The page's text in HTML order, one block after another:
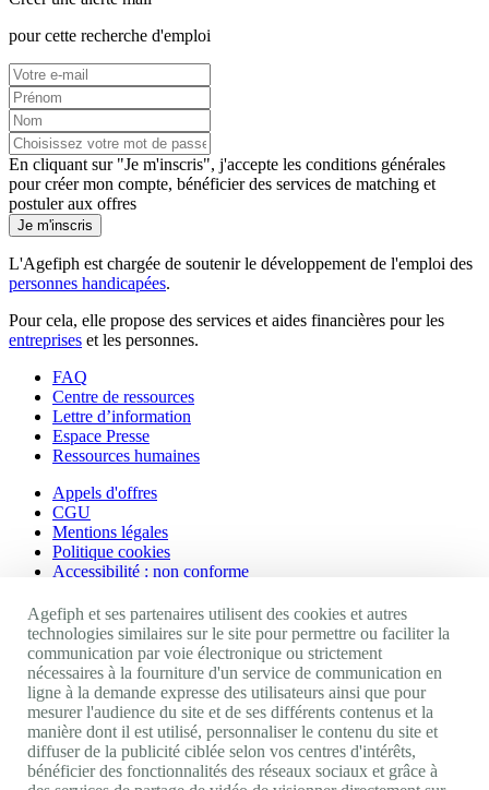
pour cette recherche d'emploi
En cliquant sur "Je m'inscris", j'accepte les conditions générales
pour créer mon compte, bénéficier des services de matching et
postuler aux offres
Je m'inscris
L'Agefiph est chargée de soutenir le développement de l'emploi des
personnes handicapées.
Pour cela, elle propose des services et aides financières pour les
entreprises et les personnes.
FAQ
Centre de ressources
Lettre d’information
Espace Presse
Ressources humaines
Appels d'offres
CGU
Mentions légales
Politique cookies
Accessibilité : non conforme
Nos autres sites
Site portail Agefiph
Activateur de progrès
Handinnov
Innovation et recherche
Université du RRH
Service AppuiPro
Agefiph et ses partenaires utilisent des cookies et autres
technologies similaires sur le site pour permettre ou faciliter la
communication par voie électronique ou strictement
nécessaires à la fourniture d'un service de communication en
ligne à la demande expresse des utilisateurs ainsi que pour
mesurer l'audience du site et de ses différents contenus et la
manière dont il est utilisé, personnaliser le contenu du site et
diffuser de la publicité ciblée selon vos centres d'intérêts,
bénéficier des fonctionnalités des réseaux sociaux et grâce à